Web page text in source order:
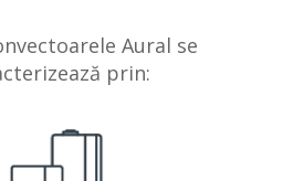
Aural se
prin: